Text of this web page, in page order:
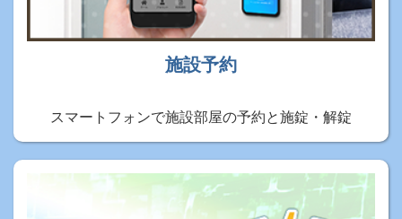
施設予約
スマートフォンで施設部屋の予約と施錠・解錠